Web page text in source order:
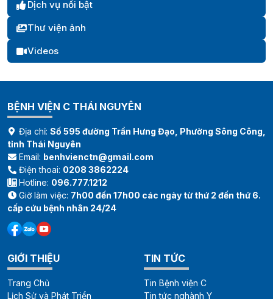
Dịch vụ nổi bật
Thư viện ảnh
Videos
BỆNH VIỆN C THÁI NGUYÊN
Địa chỉ: Số 595 đường Trần Hưng Đạo, Phường Sông Công,
tỉnh Thái Nguyên
Email: benhvienctn@gmail.com
Điện thoai: 0208 3862224
Hotline: 096.777.1212
Giờ làm việc: 7h00 đến 17h00 các ngày từ thứ 2 đến thứ 6.
cấp cứu bệnh nhân 24/24
GIỚI THIỆU
Trang Chủ
Lịch Sử và Phát Triển
TIN TỨC
Tin Bệnh viện C
Tin tức nghành Y